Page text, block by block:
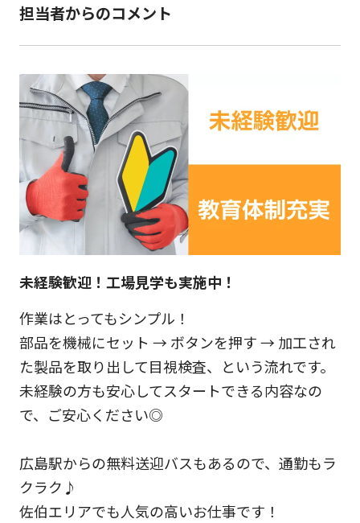
担当者からのコメント
未経験歓迎！工場見学も実施中！
作業はとってもシンプル！
部品を機械にセット → ボタンを押す → 加工され
た製品を取り出して目視検査、という流れです。
未経験の方も安心してスタートできる内容なの
で、ご安心ください◎
広島駅からの無料送迎バスもあるので、通勤もラ
クラク♪
佐伯エリアでも人気の高いお仕事です！